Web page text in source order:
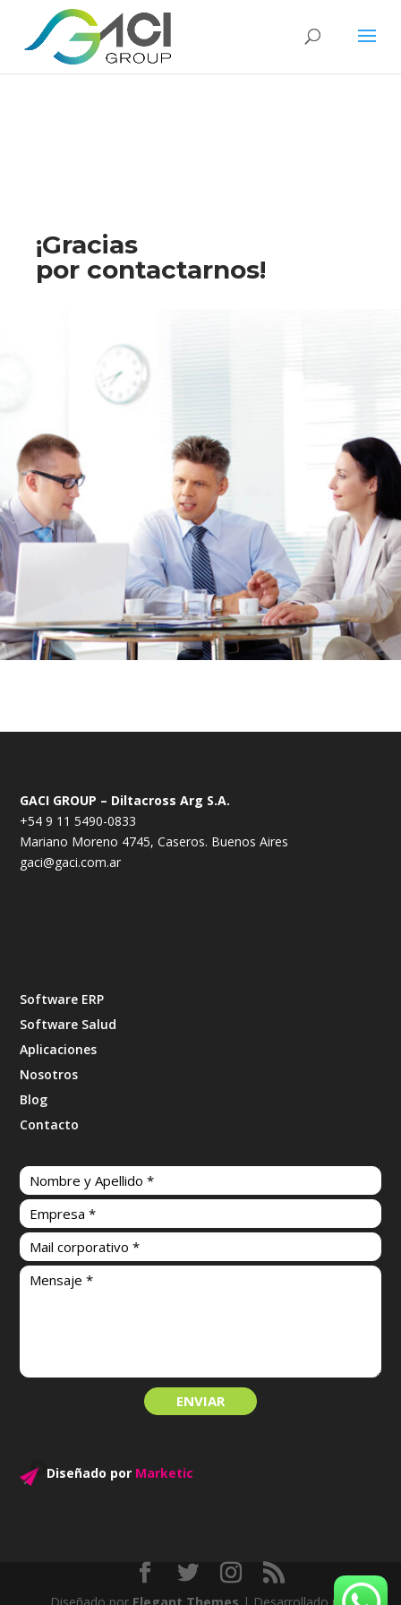
¡Gracias
por contactarnos!
GACI GROUP – Diltacross Arg S.A.
+54 9 11 5490-0833
Mariano Moreno 4745, Caseros. Buenos Aires
gaci@gaci.com.ar
Software ERP
Software Salud
Aplicaciones
Nosotros
Blog
Contacto
Diseñado por Marketic